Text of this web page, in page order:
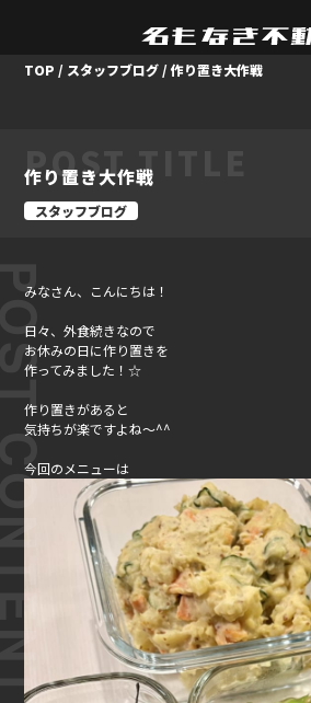
TOP / スタッフブログ /作り置き大作戦
POST TITLE
作り置き大作戦
スタッフブログ
みなさん、こんにちは！
日々、外食続きなので
お休みの日に作り置きを
作ってみました！☆
作り置きがあると
気持ちが楽ですよね～^^
今回のメニューは